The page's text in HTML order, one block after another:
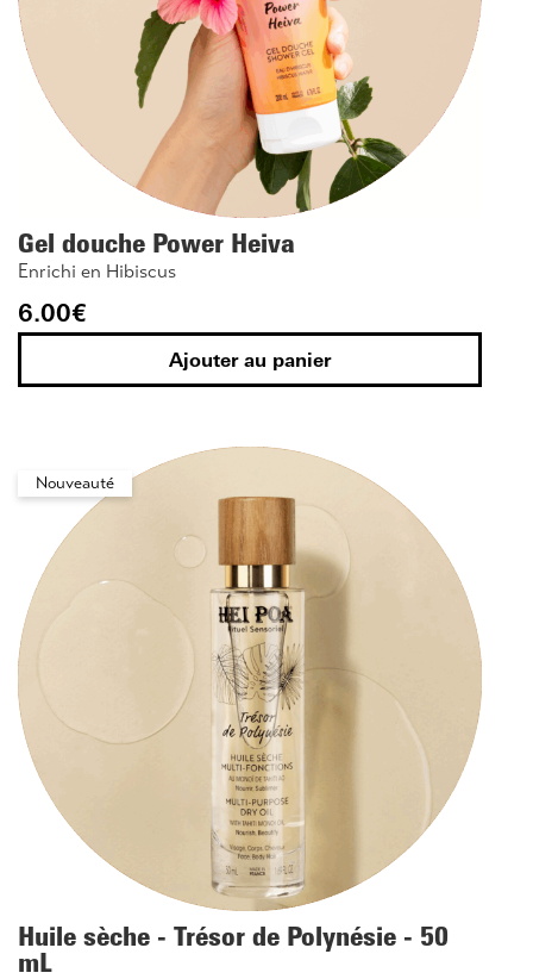
Gel douche Power Heiva
Enrichi en Hibiscus
6.00€
Ajouter au panier
Nouveauté
Huile sèche - Trésor de Polynésie - 50
mL